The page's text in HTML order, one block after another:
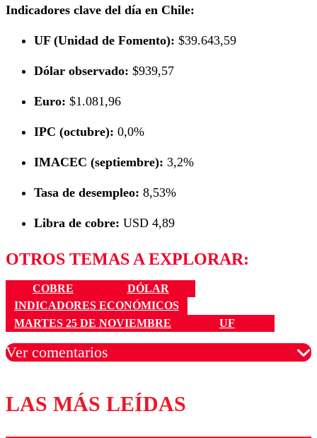
Indicadores clave del día en Chile:
UF (Unidad de Fomento): $39.643,59
Dólar observado: $939,57
Euro: $1.081,96
IPC (octubre): 0,0%
IMACEC (septiembre): 3,2%
Tasa de desempleo: 8,53%
Libra de cobre: USD 4,89
OTROS TEMAS A EXPLORAR:
COBRE
DÓLAR
INDICADORES ECONÓMICOS
MARTES 25 DE NOVIEMBRE
UF
Ver comentarios
Los comentarios son moderados para garantizar un
diálogo respetuoso.
LAS MÁS LEÍDAS